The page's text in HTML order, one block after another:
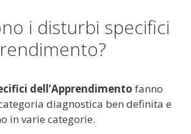
i disturbi specifici
dell’Apprendimento fanno
diagnostica ben definita e
in varie categorie.